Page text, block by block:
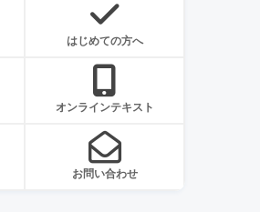
はじめての方へ
オンラインテキスト
お問い合わせ